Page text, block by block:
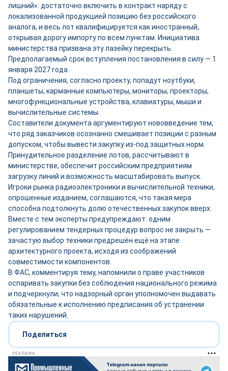
лишний»: достаточно включить в контракт наряду с
локализованной продукцией позицию без российского
аналога, и весь лот квалифицируется как иностранный,
открывая дорогу импорту по всем пунктам. Инициатива
министерства призвана эту лазейку перекрыть.
Предполагаемый срок вступления постановления в силу — 1
января 2027 года.
Под ограничения, согласно проекту, попадут ноутбуки,
планшеты, карманные компьютеры, мониторы, проекторы,
многофункциональные устройства, клавиатуры, мыши и
вычислительные системы.
Составители документа аргументируют нововведение тем,
что ряд заказчиков осознанно смешивает позиции с разным
допуском, чтобы вывести закупку из-под защитных норм.
Принудительное разделение лотов, рассчитывают в
министерстве, обеспечит российским предприятиям
загрузку линий и возможность масштабировать выпуск.
Игроки рынка радиоэлектроники и вычислительной техники,
опрошенные изданием, соглашаются, что такая мера
способна подтолкнуть долю отечественных закупок вверх.
Вместе с тем эксперты предупреждают: одним
регулированием тендерных процедур вопрос не закрыть —
зачастую выбор техники предрешён ещё на этапе
архитектурного проекта, исходя из соображений
совместимости компонентов.
В ФАС, комментируя тему, напомнили о праве участников
оспаривать закупки без соблюдения национального режима
и подчеркнули, что надзорный орган уполномочен выдавать
обязательные к исполнению предписания об устранении
таких нарушений.
Поделиться
РЕКЛАМА